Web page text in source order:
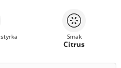
Smak
Citrus